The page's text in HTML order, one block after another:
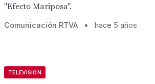
"Efecto Mariposa".
Comunicación RTVA • hace 5 años
TELEVISION